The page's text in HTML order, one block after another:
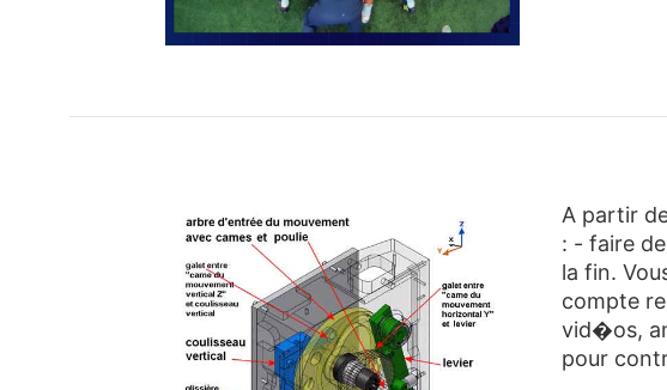
A partir
: - faire
la fin.
compte
vid�os,
pour